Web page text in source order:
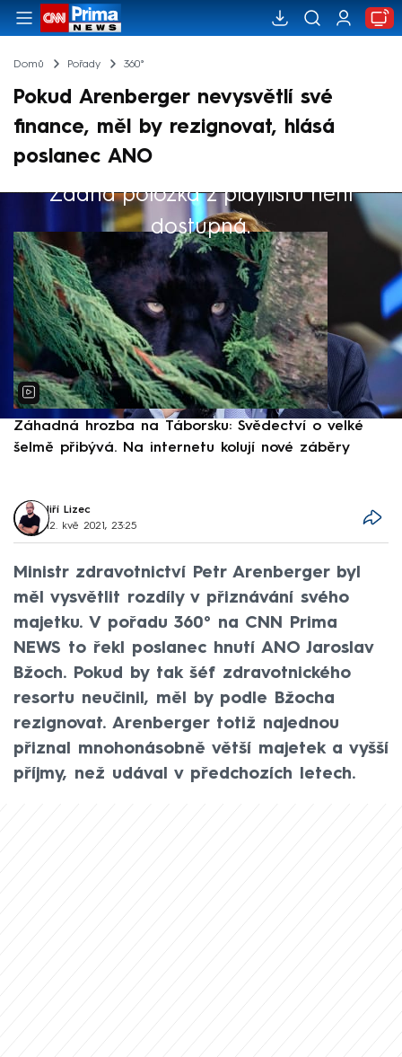
Domů Pořady 360°
Pokud Arenberger nevysvětlí své
finance, měl by rezignovat, hlásá
poslanec ANO
Žádná položka z playlistu není
dostupná.
Výběr redakce
Záhadná hrozba na Táborsku: Svědectví o velké
šelmě přibývá. Na internetu kolují nové záběry
Jiří Lizec
12. kvě 2021, 23:25
Ministr zdravotnictví Petr Arenberger byl
měl vysvětlit rozdíly v přiznávání svého
majetku. V pořadu 360° na CNN Prima
NEWS to řekl poslanec hnutí ANO Jaroslav
Bžoch. Pokud by tak šéf zdravotnického
resortu neučinil, měl by podle Bžocha
rezignovat. Arenberger totiž najednou
přiznal mnohonásobně větší majetek a vyšší
příjmy, než udával v předchozích letech.